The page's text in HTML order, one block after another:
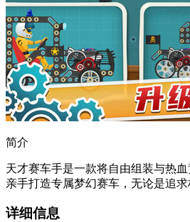
简介
天才赛车手是一款将自由组装与热
亲手打造专属梦幻赛车，无论是追
详细信息